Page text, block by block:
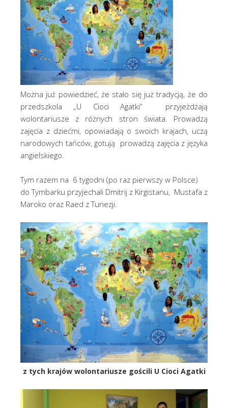
Można już powiedzieć, że stało się już tradycją, że do
przedszkola „U Cioci Agatki” przyjeżdżają
wolontariusze z różnych stron świata. Prowadzą
zajęcia z dziećmi, opowiadają o swoich krajach, uczą
narodowych tańców, gotują prowadzą zajęcia z języka
angielskiego.
Tym razem na 6 tygodni (po raz pierwszy w Polsce)
do Tymbarku przyjechali Dmitrij z Kirgistanu, Mustafa z
Maroko oraz Raed z Tunezji.
z tych krajów wolontariusze gościli U Cioci Agatki